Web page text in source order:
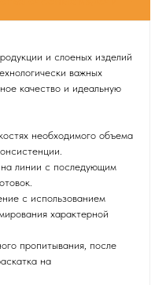
и слоеных изделий
важных
качество и идеальную
необходимого объема
линии с последующим
с использованием
характерной
пропитывания, после
на